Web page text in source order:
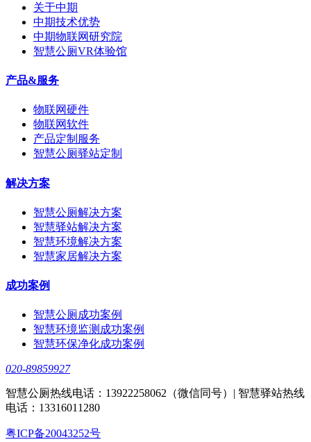
关于中期
中期技术优势
中期物联网研究院
智慧公厕VR体验馆
产品&服务
物联网硬件
物联网软件
产品定制服务
智慧公厕驿站定制
解决方案
智慧公厕解决方案
智慧驿站解决方案
智慧环境解决方案
智慧家居解决方案
成功案例
智慧公厕成功案例
智慧环境监测成功案例
智慧环保净化成功案例
020-89859927
智慧公厕热线电话：13922258062（微信同号）| 智慧驿站热线
电话：13316011280
粤ICP备20043252号